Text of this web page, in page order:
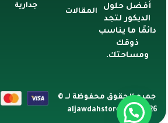
أفضل حلول
الديكور لتجد
دائمًا ما يناسب
ذوقك
ومساحتك.
المقالات
جدارية
جميع الحقوق محفوظة لــ ©
2026 aljawdahstore.com